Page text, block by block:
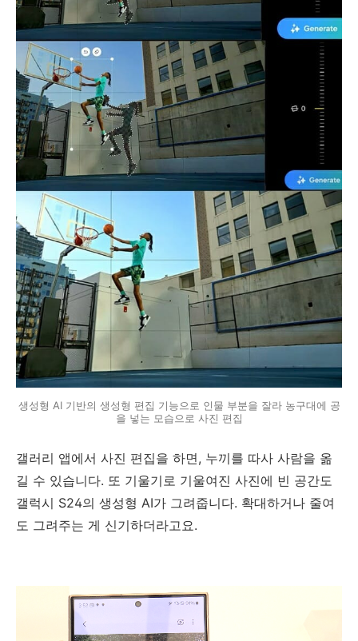
생성형 AI 기반의 생성형 편집 기능으로 인물 부분을 잘라 농구대에 공
을 넣는 모습으로 사진 편집
갤러리 앱에서 사진 편집을 하면, 누끼를 따사 사람을 옮
길 수 있습니다. 또 기울기로 기울여진 사진에 빈 공간도
갤럭시 S24의 생성형 AI가 그려줍니다. 확대하거나 줄여
도 그려주는 게 신기하더라고요.